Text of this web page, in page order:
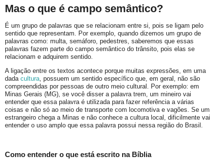
Mas o que é campo semântico?
É um grupo de palavras que se relacionam entre si, pois se ligam pelo
sentido que representam. Por exemplo, quando dizemos um grupo de
palavras como: multa, semáforo, pedestres, saberemos que essas
palavras fazem parte do campo semântico do trânsito, pois elas se
relacionam e adquirem sentido.
A ligação entre os textos acontece porque muitas expressões, em uma
dada cultura , possuem um sentido específico que, em geral, não são
compreendidas por pessoas de outro meio cultural. Por exemplo: em
Minas Gerais (MG), se você disser a palavra trem, um mineiro vai
entender que essa palavra é utilizada para fazer referência a várias
coisas e não só ao meio de transporte com locomotiva e vagões. Se um
estrangeiro chega a Minas e não conhece a cultura local, dificilmente vai
entender o uso amplo que essa palavra possui nessa região do Brasil.
Como entender o que está escrito na Bíblia